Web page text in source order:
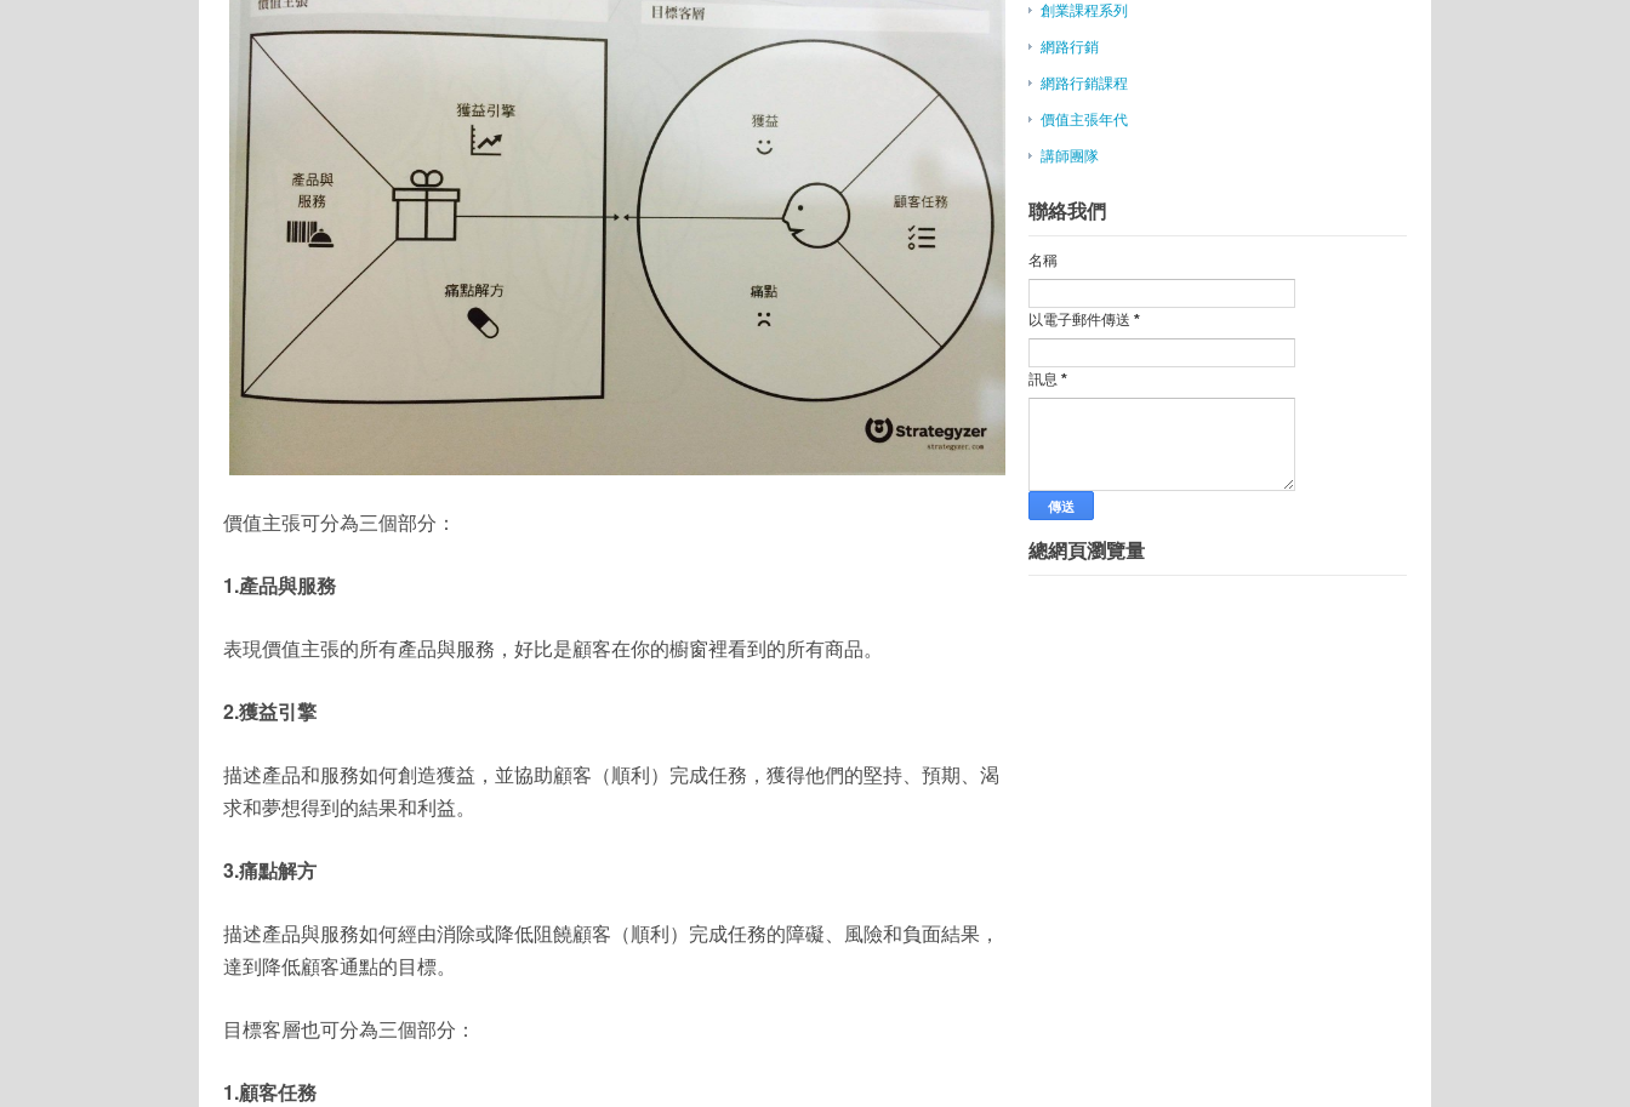
網路創業的進階選擇 跨境電商
遊戲直播平台Twitch創辦人來台談創業
陸新媒體創業大賽 邀兩岸高手對決
文創做得好 「印刷像印鈔」- 跳脫平面跨足禮品 知音音樂盒月銷30萬個
吳慶彬：優先思考移動互聯網＋
前華碩員工在美創業 拚智能居家市占5%
旅遊行程一手搞定！TravelBala推線上旅遊行程編輯器
黃存義X劉于遜Part2：3個原則，評估你的事業模型
旺報社評--亞洲矽谷兩岸比一比
黃存義X劉于遜Part1：活用NABC原則，把流量變營收
關鍵七問題，評估商業模式，你的及格嗎？
價值主張年代：設計思考X顧客不可或缺的需求=成功商業模式的獲利核心
杜紫軍：不應複製更多台積電
促產業發展 中市府辦IDEAX跨域創新論壇
搶進以色列五大新創基地，蘋果、Google、Facebook都來了!
2015 APEC全球創業挑戰賽國際訓練營 美國矽谷Startup Experience專家來臺指
名人分享創業 青年學院報名
創業IPO數大減 恐掀「獨角獸」殞落潮
加盟創業說明會-彼歐極品
資策會「跨境電商創業營」輔導百名青年前進中美市場
►9月(78)
價值主張可分為三個部分：
1.產品與服務
表現價值主張的所有產品與服務，好比是顧客在你的櫥窗裡看到的所有商品。
2.獲益引擎
描述產品和服務如何創造獲益，並協助顧客（順利）完成任務，獲得他們的堅持、預期、渴
求和夢想得到的結果和利益。
3.痛點解方
描述產品與服務如何經由消除或降低阻饒顧客（順利）完成任務的障礙、風險和負面結果，
達到降低顧客通點的目標。
目標客層也可分為三個部分：
1.顧客任務
創業課程系列
網路行銷
網路行銷課程
價值主張年代
講師團隊
聯絡我們
名稱
以電子郵件傳送 *
訊息 *
總網頁瀏覽量